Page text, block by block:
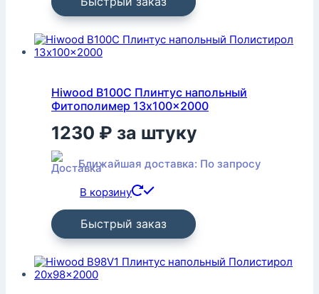
Hiwood B100C Плинтус напольный
Фитополимер 13x100x2000
1230 ₽ за штуку
Ближайшая доставка: По запросу
В корзину
Быстрый заказ